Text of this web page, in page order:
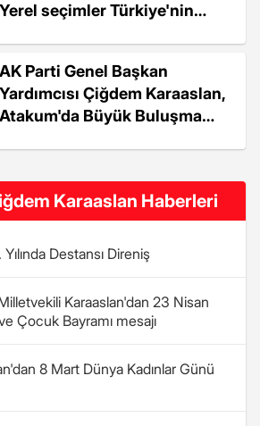
Yerel seçimler Türkiye'nin
AK Parti Genel Başkan
Yardımcısı Çiğdem Karaaslan,
Atakum'da Büyük Buluşma
Karaaslan Haberleri
Destansı Direniş
Karaaslan'dan 23 Nisan
Çocuk Bayramı mesajı
8 Mart Dünya Kadınlar Günü